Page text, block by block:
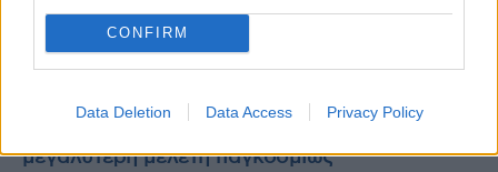
CONFIRM
Data Deletion Data Access Privacy Policy
Διαβάστε επίσης
ατμοσφαιρική ρύπανση – Τι έδειξε η
μεγαλύτερη μελέτη παγκοσμίως